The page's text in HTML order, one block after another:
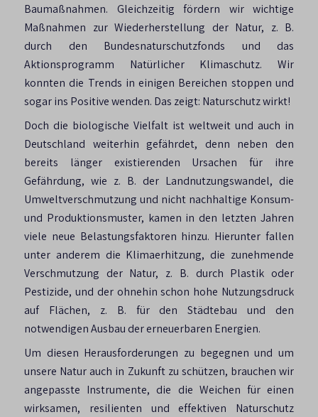
Baumaßnahmen. Gleichzeitig fördern wir wichtige
Maßnahmen zur Wiederherstellung der Natur, z. B.
durch den Bundesnaturschutzfonds und das
Aktionsprogramm Natürlicher Klimaschutz. Wir
konnten die Trends in einigen Bereichen stoppen und
sogar ins Positive wenden. Das zeigt: Naturschutz wirkt!
Doch die biologische Vielfalt ist weltweit und auch in
Deutschland weiterhin gefährdet, denn neben den
bereits länger existierenden Ursachen für ihre
Gefährdung, wie z. B. der Landnutzungswandel, die
Umweltverschmutzung und nicht nachhaltige Konsum-
und Produktionsmuster, kamen in den letzten Jahren
viele neue Belastungsfaktoren hinzu. Hierunter fallen
unter anderem die Klimaerhitzung, die zunehmende
Verschmutzung der Natur, z. B. durch Plastik oder
Pestizide, und der ohnehin schon hohe Nutzungsdruck
auf Flächen, z. B. für den Städtebau und den
notwendigen Ausbau der erneuerbaren Energien.
Um diesen Herausforderungen zu begegnen und um
unsere Natur auch in Zukunft zu schützen, brauchen wir
angepasste Instrumente, die die Weichen für einen
wirksamen, resilienten und effektiven Naturschutz